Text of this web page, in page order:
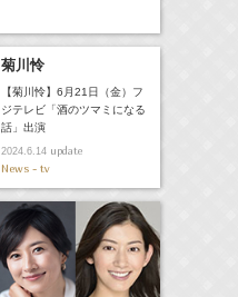
菊川怜
【菊川怜】6月21日（金）フ
ジテレビ「酒のツマミになる
話」出演
2024.6.14update
News - tv